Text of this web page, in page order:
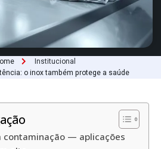
Institucional
o inox também protege a saúde
contaminação — aplicações